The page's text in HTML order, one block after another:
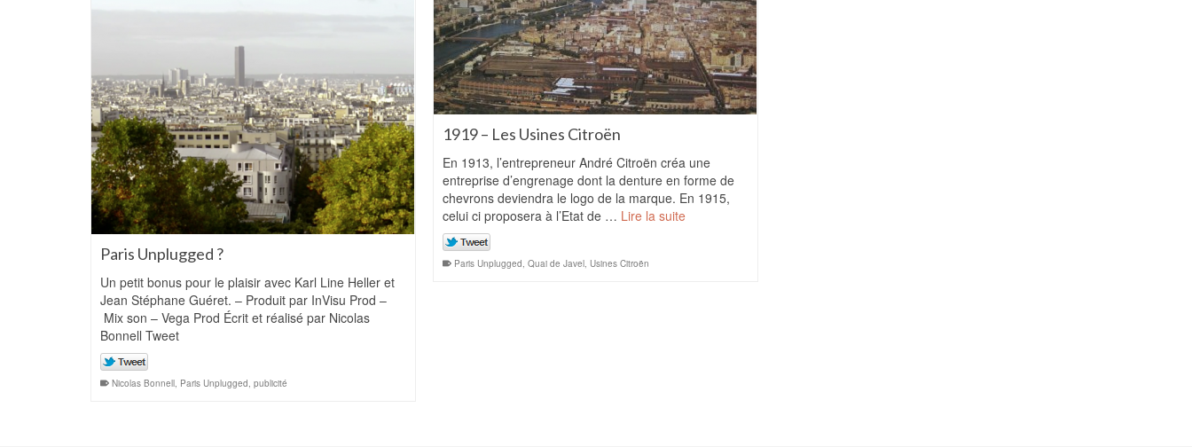
Paris Unplugged ?
Un petit bonus pour le plaisir avec Karl Line Heller et
Jean Stéphane Guéret. – Produit par InVisu Prod –
Mix son – Vega Prod Écrit et réalisé par Nicolas
Bonnell Tweet
Nicolas Bonnell, Paris Unplugged, publicité
1919 – Les Usines Citroën
En 1913, l’entrepreneur André Citroën créa une
entreprise d’engrenage dont la denture en forme de
chevrons deviendra le logo de la marque. En 1915,
celui ci proposera à l’Etat de … Lire la suite
Paris Unplugged, Quai de Javel, Usines Citroën